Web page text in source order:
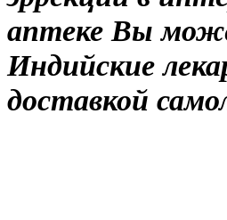
аптеке Вы
Индийские
доставкой